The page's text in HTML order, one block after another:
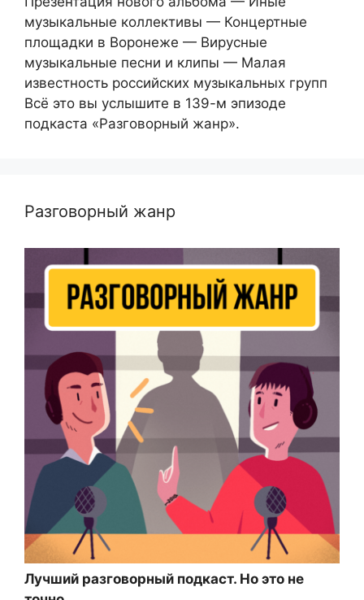
музыкальные коллективы — Концертные
площадки в Воронеже — Вирусные
музыкальные песни и клипы — Малая
известность российских музыкальных групп
Всё это вы услышите в 139-м эпизоде
подкаста «Разговорный жанр».
Разговорный жанр
Лучший разговорный подкаст. Но это не